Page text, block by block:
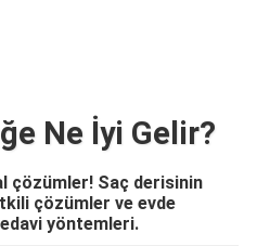
Ne İyi Gelir?
çözümler! Saç derisinin
çözümler ve evde
yöntemleri.